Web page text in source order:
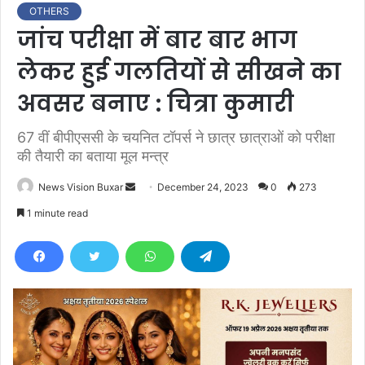
OTHERS
जांच परीक्षा में बार बार भाग
लेकर हुई गलतियों से सीखने का
अवसर बनाए : चित्रा कुमारी
67 वीं बीपीएससी के चयनित टॉपर्स ने छात्र छात्राओं को परीक्षा
की तैयारी का बताया मूल मन्त्र
News Vision Buxar
d
e
m
a
December 24, 2023 0 273
1 minute read